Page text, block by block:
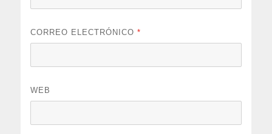
CORREO ELECTRÓNICO*
WEB